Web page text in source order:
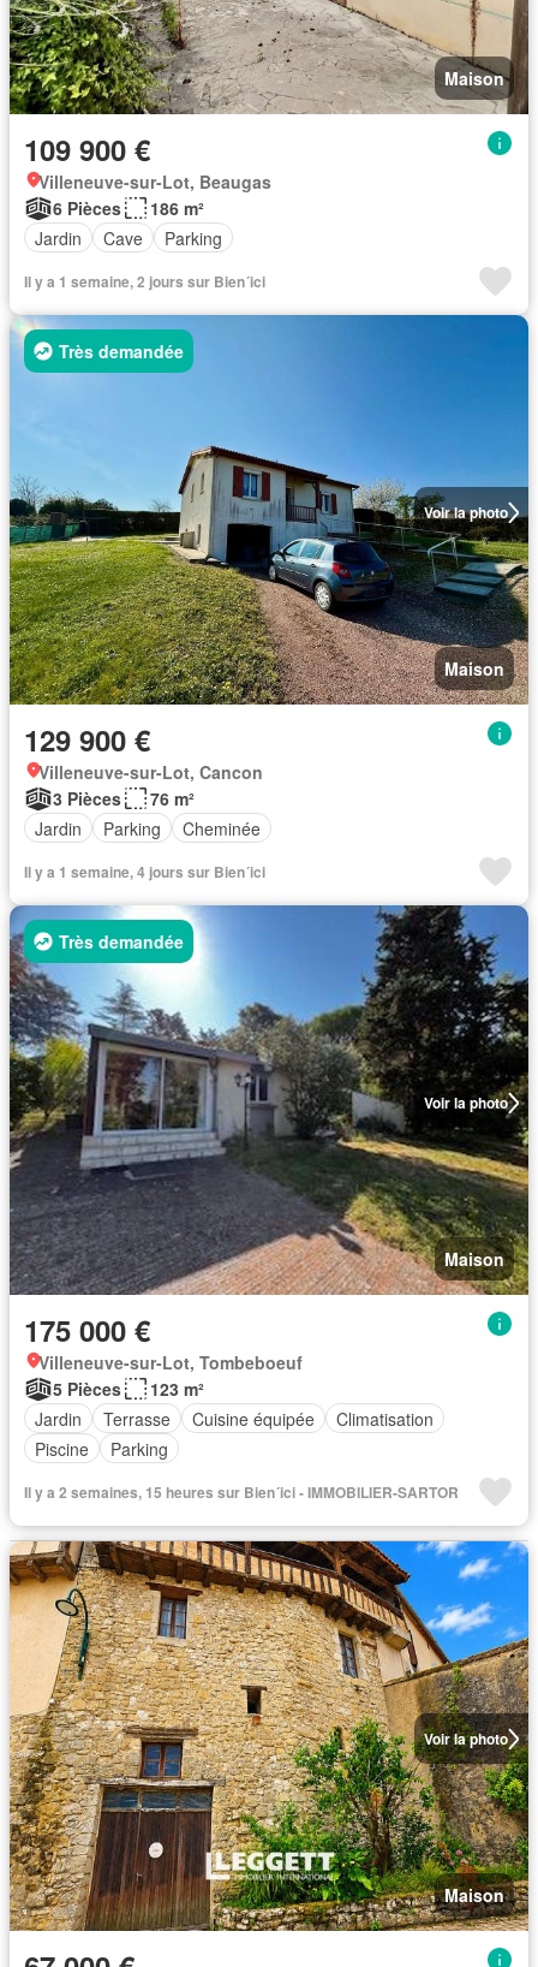
Maison
109 900 €
Villeneuve-sur-Lot, Beaugas
6 Pièces
186 m²
Jardin
Cave Parking
Il y a 1 semaine, 2 jours sur Bien´ici
Voir la photo
Très demandée
Maison
129 900 €
Villeneuve-sur-Lot, Cancon
3 Pièces
76 m²
Jardin
Parking Cheminée
Il y a 1 semaine, 4 jours sur Bien´ici
Voir la photo
Très demandée
Maison
175 000 €
Villeneuve-sur-Lot, Tombeboeuf
5 Pièces
123 m²
Jardin
Terrasse Cuisine équipée
Climatisation
Piscine
Parking
Il y a 2 semaines, 15 heures sur Bien´ici - IMMOBILIER-SARTOR
Voir la photo
Maison